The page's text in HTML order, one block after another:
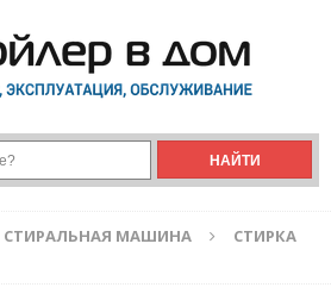
СТИРАЛЬНАЯ МАШИНА
СТИРКА